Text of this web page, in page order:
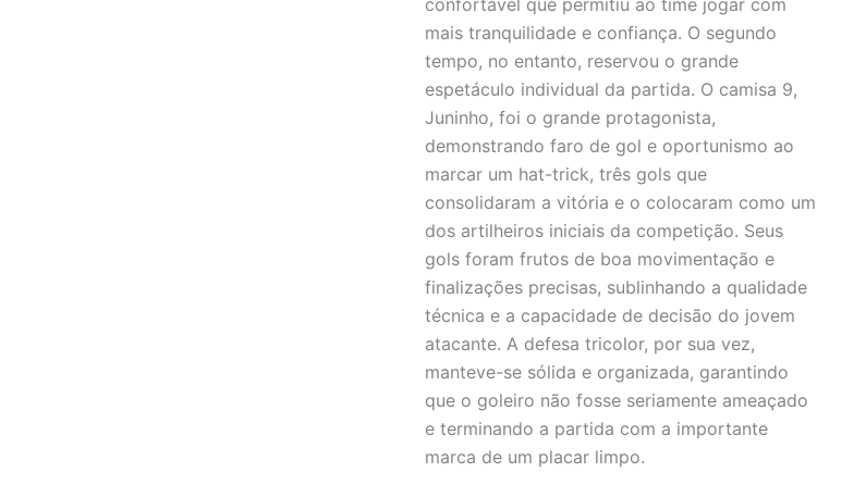
confortável que permitiu ao time jogar com
mais tranquilidade e confiança. O segundo
tempo, no entanto, reservou o grande
espetáculo individual da partida. O camisa 9,
Juninho, foi o grande protagonista,
demonstrando faro de gol e oportunismo ao
marcar um hat-trick, três gols que
consolidaram a vitória e o colocaram como um
dos artilheiros iniciais da competição. Seus
gols foram frutos de boa movimentação e
finalizações precisas, sublinhando a qualidade
técnica e a capacidade de decisão do jovem
atacante. A defesa tricolor, por sua vez,
manteve-se sólida e organizada, garantindo
que o goleiro não fosse seriamente ameaçado
e terminando a partida com a importante
marca de um placar limpo.